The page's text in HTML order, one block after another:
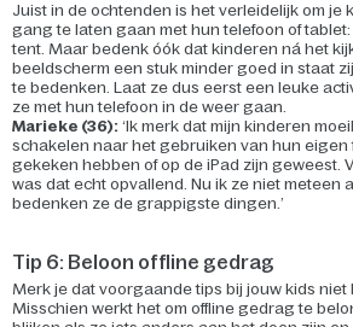
Juist in de ochtenden is het verleidelijk om je
gang te laten gaan met hun telefoon of
tent. Maar bedenk óók dat kinderen ná het
beeldscherm een stuk minder goed in staat
te bedenken. Laat ze dus eerst een leuke
ze met hun telefoon in de weer gaan.
Marieke (36): ‘Ik merk dat mijn kinderen
schakelen naar het gebruiken van hun eigen
gekeken hebben of op de iPad zijn geweest.
was dat echt opvallend. Nu ik ze niet meteen
bedenken ze de grappigste dingen.’
Tip 6: Beloon offline gedrag
Merk je dat voorgaande tips bij jouw kids niet
Misschien werkt het om offline gedrag te